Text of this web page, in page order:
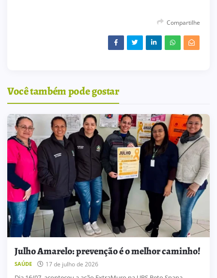
Compartilhe
Você também pode gostar
Julho Amarelo: prevenção é o melhor caminho!
SAÚDE 17 de julho de 2026